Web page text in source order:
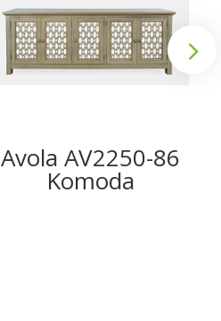
Avola AV2250-86
Komoda